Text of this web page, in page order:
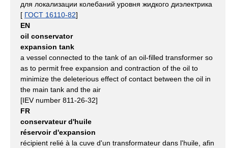
для локализации колебаний уровня жидкого диэлектрика
[ ГОСТ 16110-82]
EN
oil conservator
expansion tank
a vessel connected to the tank of an oil-filled transformer so
as to permit free expansion and contraction of the oil to
minimize the deleterious effect of contact between the oil in
the main tank and the air
[IEV number 811-26-32]
FR
conservateur d'huile
réservoir d'expansion
récipient relié à la cuve d'un transformateur dans l'huile, afin